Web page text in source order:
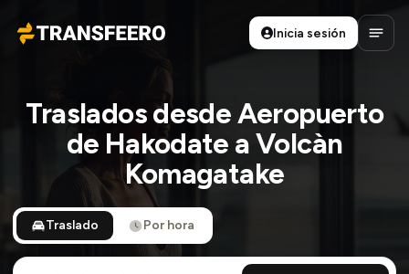
Transfeero
Inicia sesión
Abrir
Traslados desde Aeropuerto
de Hakodate a Volcàn
Komagatake
Traslado Por hora